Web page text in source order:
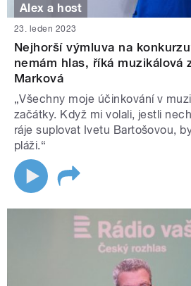
Alex a host
23. leden 2023
Nejhorší výmluva na
nemám hlas, říká muzikálová
Marková
„Všechny moje účinkování v
začátky. Když mi volali, jestli
ráje suplovat Ivetu Bartošovou,
pláži.“